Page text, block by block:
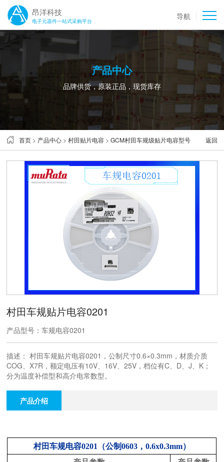
昂洋科技
电子元器件一站式采购平台 导航
产品中心
品牌供货，原装正品，现货库存
首页 > 产品中心 >村田贴片电容 >GCM村田车规级贴片电容型号 返回
村田车规贴片电容0201
产品型号：车规电容0201
描述： 村田车规贴片电容0201，公制尺寸0.6×0.3mm，材质介质
COG、X7R，额定电压有10V、16V、25V，档位有C、D、J、K；
分为温度补偿型和高介电常数型。
产品介绍
村田车规电容0201（公制0603，0.6x0.3mm）